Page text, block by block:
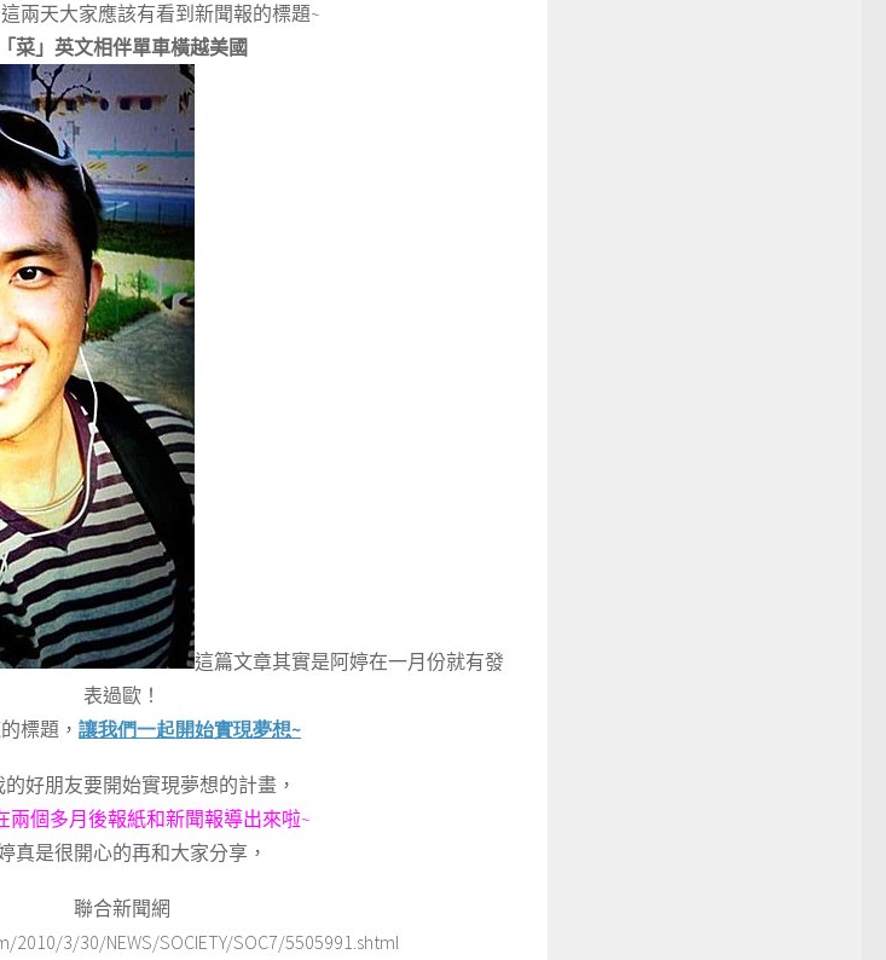
兩天大家應該有看到新聞報的標題~
「菜」英文相伴單車橫越美國
這篇文章其實是阿婷在一月份就有發
表過歐！
標題， 讓我們一起開始實現夢想~
好朋友要開始實現夢想的計畫，
兩個多月後報紙和新聞報導出來啦~
真是很開心的再和大家分享，
聯合新聞網
3/30/NEWS/SOCIETY/SOC7/5505991.shtml